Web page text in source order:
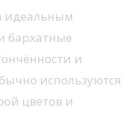
идеальным
бархатные
и
используются
цветов и